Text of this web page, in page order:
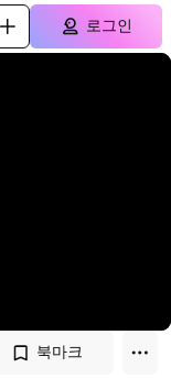
로그인
북마크